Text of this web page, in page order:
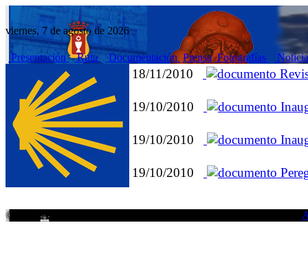
viernes, 7 de agosto de 2026
Presentación Ruta Documentación Prensa Fotografías
18/11/2010
19/10/2010
19/10/2010
19/10/2010
© 2026Ayuntamiento de Cuenca.